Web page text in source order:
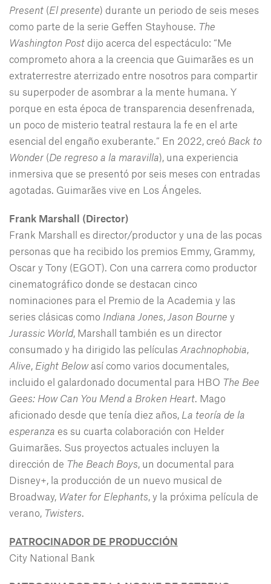
Present (El presente) durante un periodo de seis meses
como parte de la serie Geffen Stayhouse. The
Washington Post dijo acerca del espectáculo: “Me
comprometo ahora a la creencia que Guimarães es un
extraterrestre aterrizado entre nosotros para compartir
su superpoder de asombrar a la mente humana. Y
porque en esta época de transparencia desenfrenada,
un poco de misterio teatral restaura la fe en el arte
esencial del engaño exuberante.” En 2022, creó Back to
Wonder (De regreso a la maravilla), una experiencia
inmersiva que se presentó por seis meses con entradas
agotadas. Guimarães vive en Los Ángeles.
Frank Marshall (Director)
Frank Marshall es director/productor y una de las pocas
personas que ha recibido los premios Emmy, Grammy,
Oscar y Tony (EGOT). Con una carrera como productor
cinematográfico donde se destacan cinco
nominaciones para el Premio de la Academia y las
series clásicas como Indiana Jones, Jason Bourne y
Jurassic World, Marshall también es un director
consumado y ha dirigido las películas Arachnophobia,
Alive, Eight Belowasí como varios documentales,
incluido el galardonado documental para HBO The Bee
Gees: How Can You Mend a Broken Heart. Mago
aficionado desde que tenía diez años, La teoría de la
esperanza es su cuarta colaboración con Helder
Guimarães. Sus proyectos actuales incluyen la
dirección de The Beach Boys, un documental para
Disney+, la producción de un nuevo musical de
Broadway, Water for Elephants, y la próxima película de
verano, Twisters.
PATROCINADOR DE PRODUCCIÓN
City National Bank